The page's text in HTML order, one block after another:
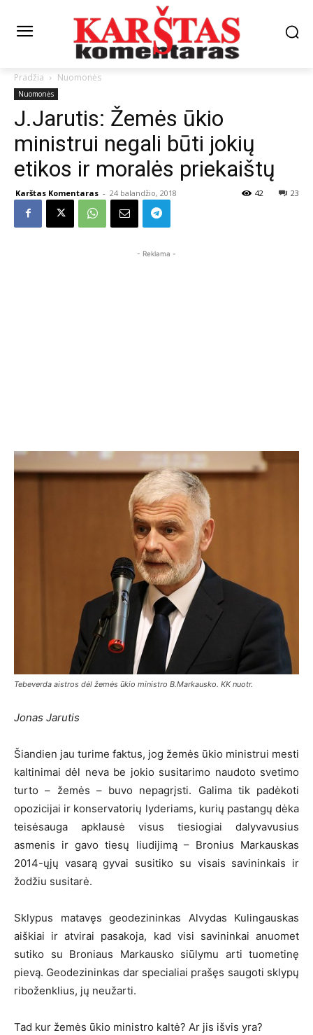
Pradžia Nuomonės
Nuomonės
J.Jarutis: Žemės ūkio
ministrui negali būti jokių
etikos ir moralės priekaištų
Karštas Komentaras - 24 balandžio, 2018 23
42
- Reklama -
Tebeverda aistros dėl žemės ūkio ministro B.Markausko. KK nuotr.
Jonas Jarutis
Šiandien jau turime faktus, jog žemės ūkio ministrui mesti
kaltinimai dėl neva be jokio susitarimo naudoto svetimo
turto – žemės – buvo nepagrįsti. Galima tik padėkoti
opozicijai ir konservatorių lyderiams, kurių pastangų dėka
teisėsauga apklausė visus tiesiogiai dalyvavusius
asmenis ir gavo tiesų liudijimą – Bronius Markauskas
2014-ųjų vasarą gyvai susitiko su visais savininkais ir
žodžiu susitarė.
Sklypus matavęs geodezininkas Alvydas Kulingauskas
aiškiai ir atvirai pasakoja, kad visi savininkai anuomet
sutiko su Broniaus Markausko siūlymu arti tuometinę
pievą. Geodezininkas dar specialiai prašęs saugoti sklypų
riboženklius, jų neužarti.
Tad kur žemės ūkio ministro kaltė? Ar jis išvis yra?